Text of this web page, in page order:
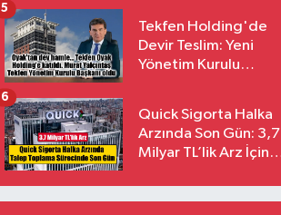
Tekfen Holding'de
Devir Teslim: Yeni
Yönetim Kurulu
5
Quick Sigorta Halka
Arzında Son Gün: 3,7
Milyar TL’lik Arz İçin
Eriyor
6